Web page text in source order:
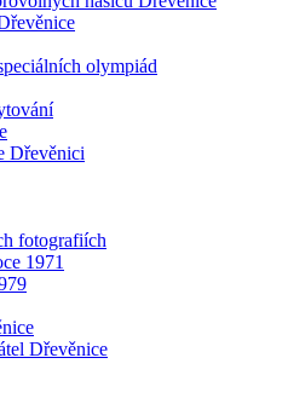
olympiád
Dřevěnici
fotografiích
1971
Dřevěnice